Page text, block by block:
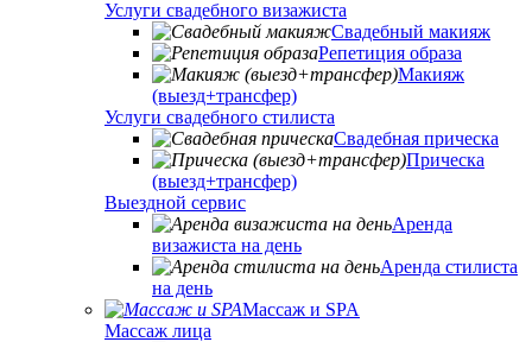
Услуги свадебного визажиста
Свадебный макияж
Репетиция образа
Макияж
(выезд+трансфер)
Услуги свадебного стилиста
Свадебная прическа
Прическа
(выезд+трансфер)
Выездной сервис
Аренда
визажиста на день
Аренда стилиста
на день
Массаж и SPA
Массаж лица